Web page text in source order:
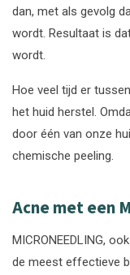
dan, met als gevolg
wordt. Resultaat is
wordt.
Hoe veel tijd er
het huid herstel.
door één van onze
chemische peeling.
Acne met een
MICRONEEDLING,
de meest effectieve